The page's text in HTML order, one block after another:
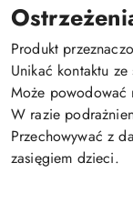
Produkt
Unikać kontaktu
Może powodować
W razie
Przechowywać z
zasięgiem dzieci.